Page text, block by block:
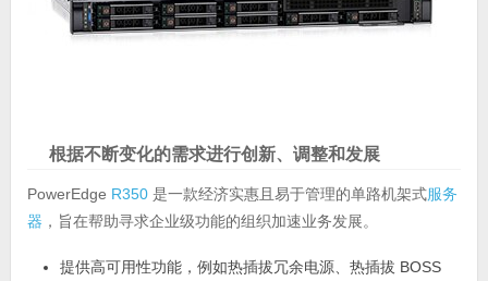
根据不断变化的需求进行创新、调整和发展
PowerEdge R350是一款经济实惠且易于管理的单路机架式服务
器 ，旨在帮助寻求企业级功能的组织加速业务发展。
提供高可用性功能，例如热插拔冗余电源、热插拔 BOSS